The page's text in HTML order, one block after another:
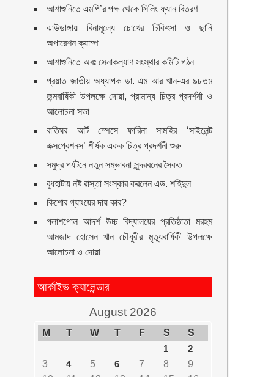
আশাশুনিতে এমপি’র পক্ষ থেকে সিলিং ফ্যান বিতরণ
ঝাউডাঙ্গায় বিনামূল্যে চোখের চিকিৎসা ও ছানি
অপারেশন ক্যাম্প
আশাশুনিতে অবঃ সেনাকল্যাণ সংস্থার কমিটি গঠন
প্রয়াত জাতীয় অধ্যাপক ডা. এম আর খান-এর ৯৮তম
জন্মবার্ষিকী উপলক্ষে দোয়া, প্রামান্য চিত্র প্রদর্শনী ও
আলোচনা সভা
বাতিঘর আর্ট স্পেসে ফারিনা সামহির ‘সাইলেন্ট
এক্সপ্রেশনস’ শীর্ষক একক চিত্র প্রদর্শনী শুরু
সমুদ্র পর্যটনে নতুন সম্ভাবনা সুন্দরবনের সৈকত
বুধহাটায় নষ্ট রাস্তা সংস্কার করলেন এড. শহিদুল
কিশোর গ্যাংয়ের দায় কার?
পলাশপোল আদর্শ উচ্চ বিদ্যালয়ের প্রতিষ্ঠাতা মরহুম
আমজাদ হোসেন খান চৌধুরীর মৃত্যুবার্ষিকী উপলক্ষে
আলোচনা ও দোয়া
আর্কাইভ ক্যালেন্ডার
August 2026
M T W T F S
S
1
2
3
4 5 6 7 8
9